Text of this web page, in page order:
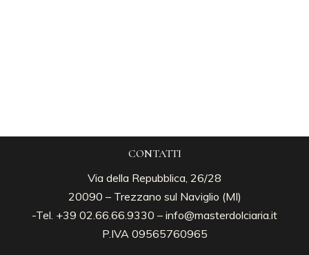
CONTATTI
Via della Repubblica, 26/28
20090 – Trezzano sul Naviglio (MI)
-Tel. +39 02.66.66.9330 – info@masterdolciaria.it
P.IVA 09565760965